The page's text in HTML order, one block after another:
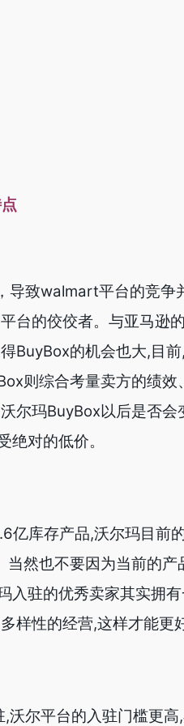
walmart平台的竞争
台的佼佼者。与亚马逊
BuyBox的机会也大,目
则综合考量卖方的绩
尔玛BuyBox以后是否
绝对的低价。
库存产品,沃尔玛目前
当然也不要因为当前的
入驻的优秀卖家其实拥
样性的经营,这样才能更
尔平台的入驻门槛更高,